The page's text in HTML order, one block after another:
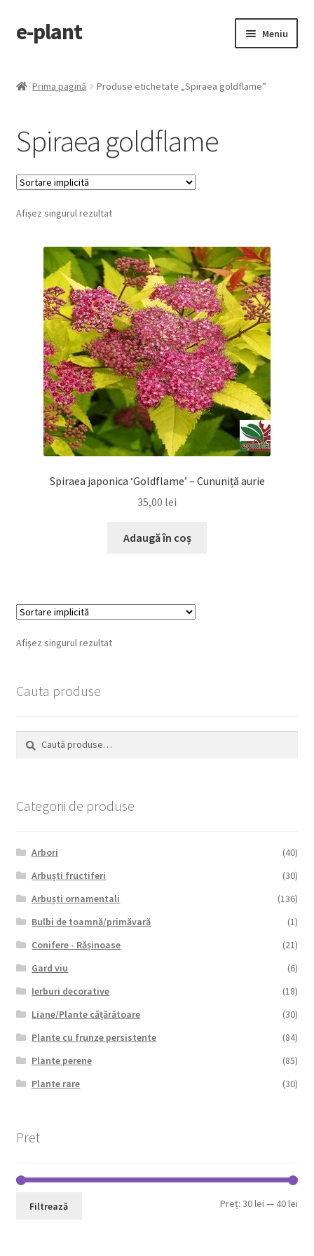
Sari
la
Sari
la
e-plant Meniu
Contact
Checkout
Prima pagină Produse etichetate „Spiraea goldflame”
Spiraea goldflame
Afișez singurul rezultat
Spiraea japonica ‘Goldflame’ – Cununiță aurie
35,00 lei
Adaugă în coș
Afișez singurul rezultat
Cauta produse
Caută
după:
Caută
Categorii de produse
Arbori
(40)
Arbuști fructiferi
(30)
Arbuști ornamentali
(136)
Bulbi de toamnă/primăvară
(1)
Conifere - Rășinoase
(21)
Gard viu
(6)
Ierburi decorative
(18)
Liane/Plante cățărătoare
(30)
Plante cu frunze persistente
(84)
Plante perene
(85)
Plante rare
(30)
Pret
Filtrează Preț:30 lei —40 lei